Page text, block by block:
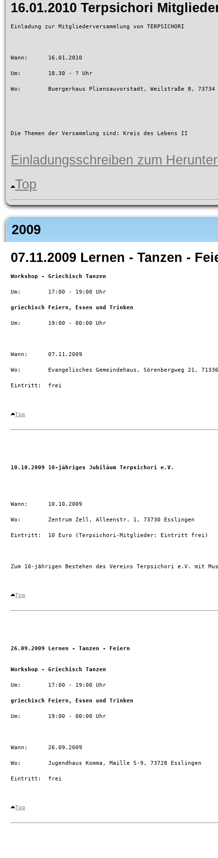
16.01.2010 Terpsichori
Einladung zur Mitgliederversammlung von TERPSICHORI
Wann:      16.01.2010
Um:        18.30 - ? Uhr
Wo:        Buergerhaus Pliensauvorstadt, Weilstraße 8, 73734
Die Themen der Versammlung sind: Kreis des Lebens II
Einladungsschreiben zum
Top
2009
07.11.2009 Lernen - Tanzen -
Workshop - Griechisch Tanzen
Um:        17:00 - 19:00 Uhr
griechisch Feiern, Essen und Trinken
Um:        19:00 - 00:00 Uhr
Wann:      07.11.2009
Wo:        Evangelisches Gemeindehaus, Sörenbergweg 21, 71336
Eintritt:  frei
Top
10.10.2009 10-jähriges Jubiläum Terpsichori e.V.
Wann:      10.10.2009
Wo:        Zentrum Zell, Alleenstr. 1, 73730 Esslingen
Eintritt:  10 Euro (Terpsichori-Mitglieder: Eintritt frei)
Zum 10-jährigen Bestehen des Vereins Terpsichori e.V. mit
Top
26.09.2009 Lernen - Tanzen - Feiern
Workshop - Griechisch Tanzen
Um:        17:00 - 19:00 Uhr
griechisch Feiern, Essen und Trinken
Um:        19:00 - 00:00 Uhr
Wann:      26.09.2009
Wo:        Jugendhaus Komma, Maille 5-9, 73728 Esslingen
Eintritt:  frei
Top